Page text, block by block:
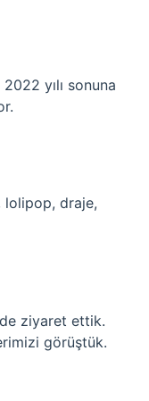
yılı sonuna
lolipop, draje,
ziyaret ettik.
görüştük.